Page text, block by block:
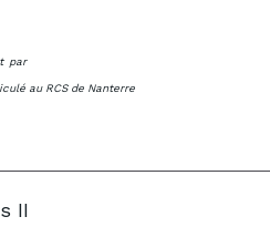
par
au RCS de Nanterre
II